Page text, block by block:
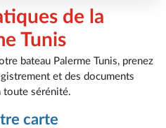
de la
Tunis
bateau Palerme Tunis, prenez
et des documents
toute sérénité.
carte